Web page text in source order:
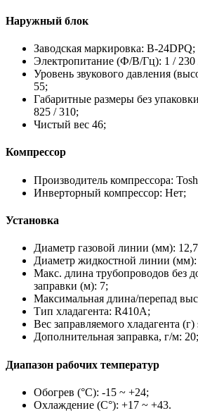
Наружный блок
Заводская маркировка: B-24DPQ;
Электропитание (Ф/В/Гц): 1 / 230
Уровень звукового давления
55;
Габаритные размеры без
825 / 310;
Чистый вес 46;
Компрессор
Производитель компрессора:
Инверторный компрессор: Нет;
Установка
Диаметр газовой линии (мм):
Диаметр жидкостной линии (мм):
Макс. длина трубопроводов без
заправки (м): 7;
Максимальная длина/перепад
Тип хладагента: R410A;
Вес заправляемого хладагента (г)
Дополнительная заправка, г/м: 20;
Диапазон рабочих температур
Обогрев (°С): -15 ~ +24;
Охлаждение (С°): +17 ~ +43.